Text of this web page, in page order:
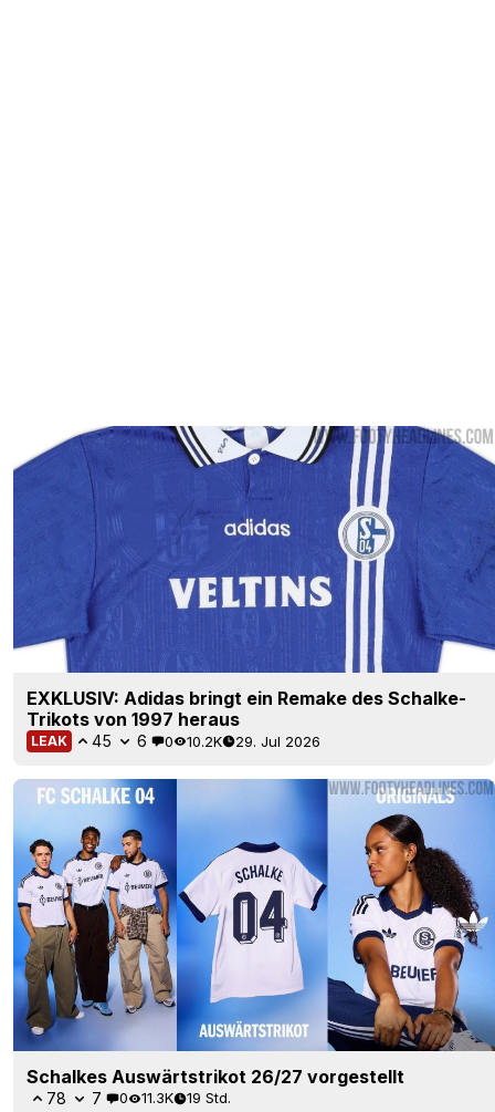
EXKLUSIV: Adidas bringt ein Remake des Schalke-
Trikots von 1997 heraus
LEAK 45 6 0 10.2K 29. Jul 2026
Schalkes Auswärtstrikot 26/27 vorgestellt
78 7 0 11.3K 19 Std.